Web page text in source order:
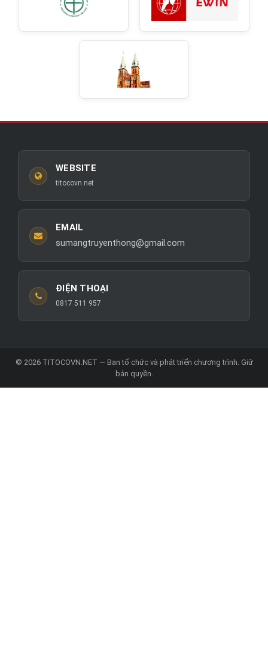
WEBSITE
titocovn.net
EMAIL
sumangtruyenthong@gmail.com
ĐIỆN THOẠI
0817 511 957
© 2026 TITOCOVN.NET — Ban tổ chức và phát triển chương trình. Giữ
bản quyền.